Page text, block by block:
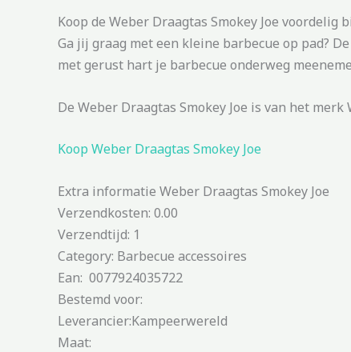
Koop de Weber Draagtas Smokey Joe
Ga jij graag met een kleine barbecue op pad?
met gerust hart je barbecue onderweg
De Weber Draagtas Smokey Joe is van het
Koop Weber Draagtas Smokey Joe
Extra informatie Weber Draagtas Smokey Joe
Verzendkosten: 0.00
Verzendtijd: 1
Category: Barbecue accessoires
Ean: 0077924035722
Bestemd voor:
Leverancier:Kampeerwereld
Maat: